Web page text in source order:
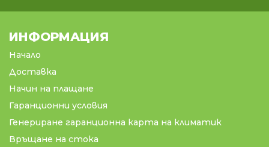
ИНФОРМАЦИЯ
Начало
Доставка
Начин на плащане
Гаранционни условия
Генериране гаранционна карта на климатик
Връщане на стока